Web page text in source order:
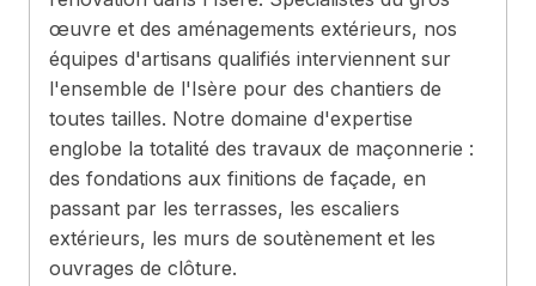
œuvre et des aménagements extérieurs, nos
équipes d'artisans qualifiés interviennent sur
l'ensemble de l'Isère pour des chantiers de
toutes tailles. Notre domaine d'expertise
englobe la totalité des travaux de maçonnerie :
des fondations aux finitions de façade, en
passant par les terrasses, les escaliers
extérieurs, les murs de soutènement et les
ouvrages de clôture.